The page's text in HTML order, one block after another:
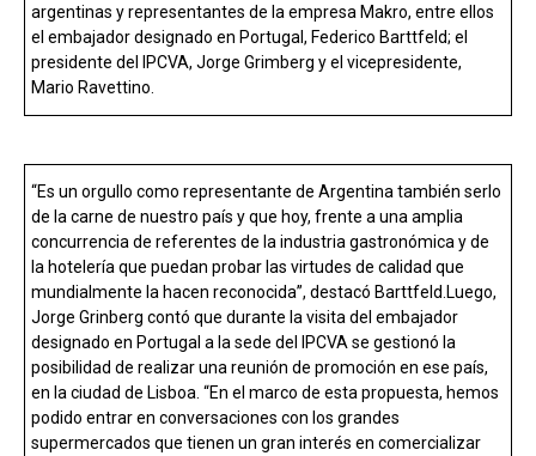
argentinas y representantes de la empresa Makro, entre ellos
el embajador designado en Portugal, Federico Barttfeld; el
presidente del IPCVA, Jorge Grimberg y el vicepresidente,
Mario Ravettino.
“Es un orgullo como representante de Argentina también serlo
de la carne de nuestro país y que hoy, frente a una amplia
concurrencia de referentes de la industria gastronómica y de
la hotelería que puedan probar las virtudes de calidad que
mundialmente la hacen reconocida”, destacó Barttfeld.Luego,
Jorge Grinberg contó que durante la visita del embajador
designado en Portugal a la sede del IPCVA se gestionó la
posibilidad de realizar una reunión de promoción en ese país,
en la ciudad de Lisboa. “En el marco de esta propuesta, hemos
podido entrar en conversaciones con los grandes
supermercados que tienen un gran interés en comercializar